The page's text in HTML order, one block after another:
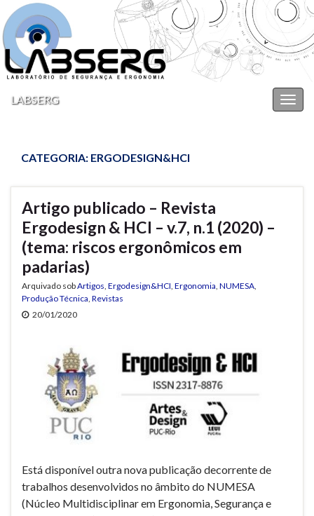
LABSERG
CATEGORIA: ERGODESIGN&HCI
Artigo publicado – Revista
Ergodesign & HCI – v.7, n.1 (2020) –
(tema: riscos ergonômicos em
padarias)
Arquivado sobArtigos, Ergodesign&HCI, Ergonomia, NUMESA,
Produção Técnica, Revistas
20/01/2020
Está disponível outra nova publicação decorrente de
trabalhos desenvolvidos no âmbito do NUMESA
(Núcleo Multidisciplinar em Ergonomia, Segurança e